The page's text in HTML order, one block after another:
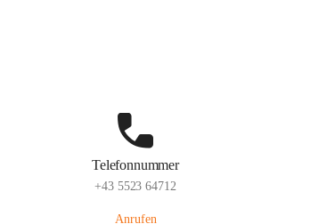
Telefonnummer
+43 5523 64712
Anrufen